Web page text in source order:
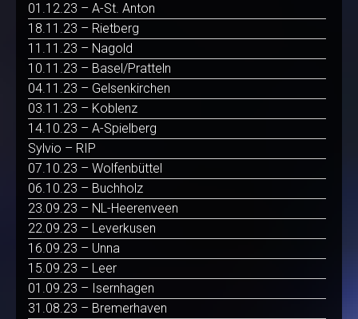
01.12.23 – A-St. Anton
18.11.23 – Rietberg
11.11.23 – Nagold
10.11.23 – Basel/Pratteln
04.11.23 – Gelsenkirchen
03.11.23 – Koblenz
14.10.23 – A-Spielberg
Sylvio – RIP
07.10.23 – Wolfenbüttel
06.10.23 – Buchholz
23.09.23 – NL-Heerenveen
22.09.23 – Leverkusen
16.09.23 – Unna
15.09.23 – Leer
01.09.23 – Isernhagen
31.08.23 – Bremerhaven